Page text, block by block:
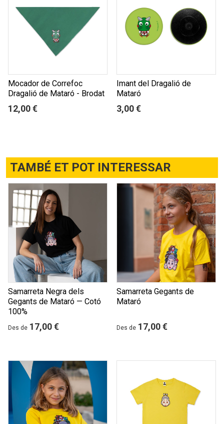
Mocador de Correfoc
Dragalió de Mataró - Brodat
12,00 €
Imant del Dragalió de
Mataró
3,00 €
TAMBÉ ET POT INTERESSAR
Samarreta Negra dels
Gegants de Mataró — Cotó
100%
Des de 17,00 €
Samarreta Gegants de
Mataró
Des de 17,00 €